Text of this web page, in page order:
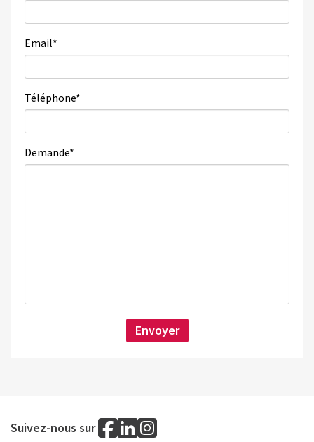
Email*
Téléphone*
Demande*
Suivez-nous sur